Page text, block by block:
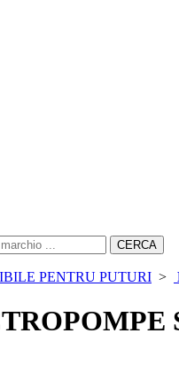
PENTRU PUTURI >